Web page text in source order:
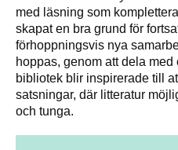
med läsning som
skapat en bra grund för
förhoppningsvis nya
hoppas, genom att dela
bibliotek blir inspirerade till
satsningar, där litteratur
och tunga.